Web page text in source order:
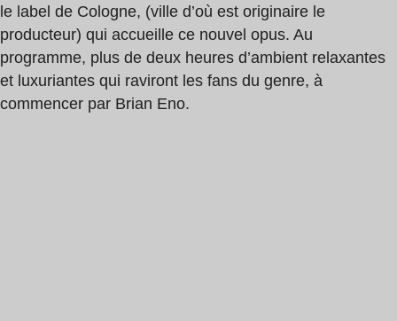
le label de Cologne, (ville d’où est originaire le
producteur) qui accueille ce nouvel opus. Au
programme, plus de deux heures d’ambient relaxantes
et luxuriantes qui raviront les fans du genre, à
commencer par Brian Eno.